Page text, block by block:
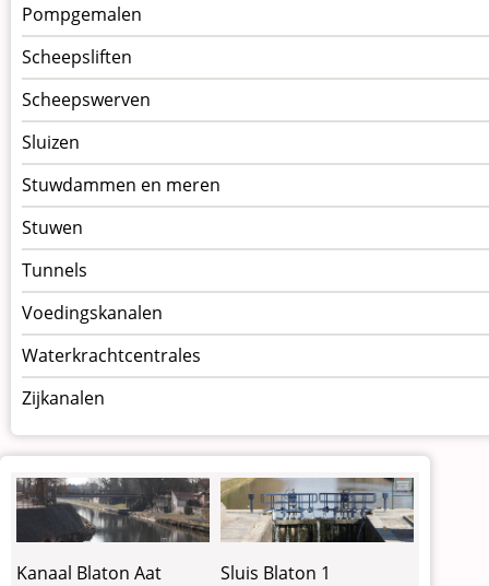
Pompgemalen
Scheepsliften
Scheepswerven
Sluizen
Stuwdammen en meren
Stuwen
Tunnels
Voedingskanalen
Waterkrachtcentrales
Zijkanalen
Kanaal Blaton Aat Sluis Blaton 1